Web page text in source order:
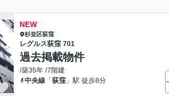
NEW
杉並区荻窪
レグルス荻窪 701
過去掲載物件
/築35年 /7階建
中央線 「荻窪 」駅 徒歩8分